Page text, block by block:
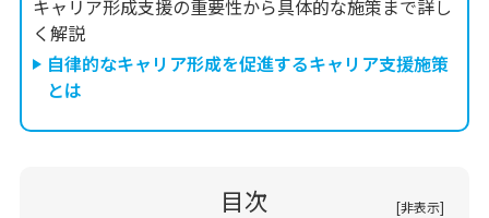
キャリア形成支援の重要性から具体的な施策まで詳し
く解説
自律的なキャリア形成を促進するキャリア支援施策
とは
目次